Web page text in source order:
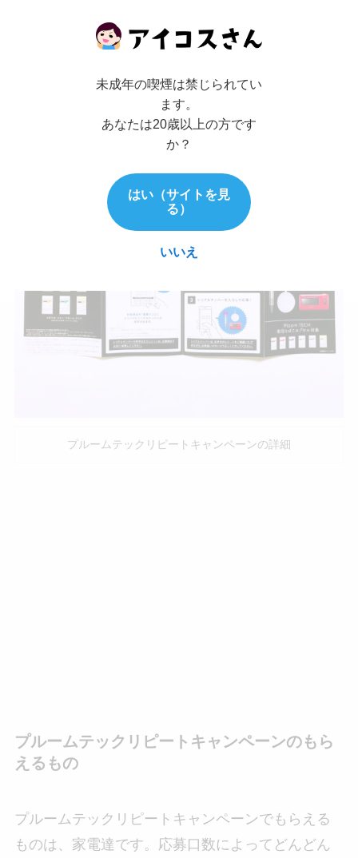
続いてリピートキャンペーンの詳細を見てみまし
プルームテックリピートキャンペーンの詳細
プルームテックリピートキャンペーンのもら
えるもの
プルームテックリピートキャンペーンでもらえる
ものは、家電達です。応募口数によってどんどん
未成年の喫煙は禁じられてい
ます。
あなたは20歳以上の方です
か？
はい（サイトを見
る）
いいえ